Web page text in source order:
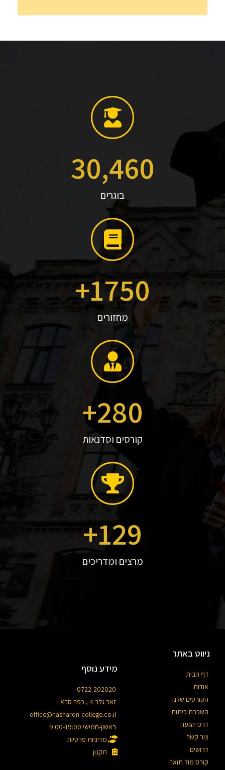
30,460
בוגרים
1750
+
מחזורים
280
+
קורסים וסדנאות
129
+
מרצים ומדריכים
ניווט באתר
דף הבית
אודות
הקורסים שלנו
השכרת כיתות
דרכי הגעה
צור קשר
דרושים
קורס מול תואר
מידע נוסף
0722-202020
זאב גלר 4 , כפר סבא
office@hasharon-college.co.il
ראשון-חמישי 9:00-19:00
מדיניות פרטיות
תקנון